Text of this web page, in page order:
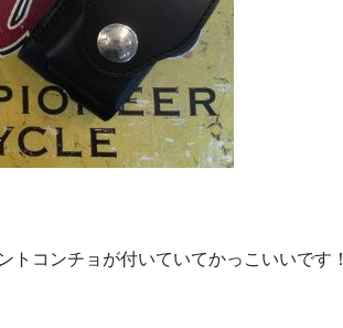
コンチョが付いていてかっこいいです！